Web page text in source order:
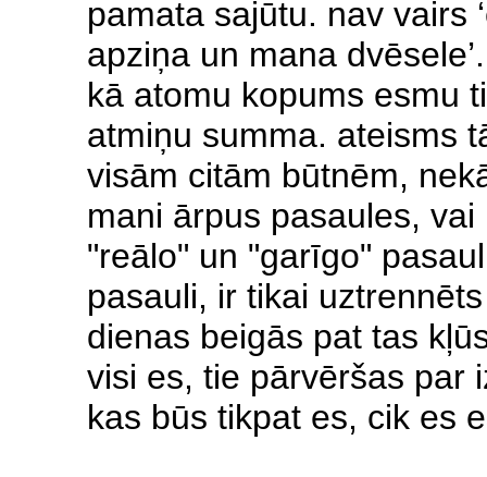
pamata sajūtu. nav vairs
apziņa un mana
kā atomu kopums esmu
atmiņu summa. ateisms
visām citām būtnēm,
mani ārpus pasaules,
"reālo" un "garīgo"
pasauli, ir tikai
dienas beigās pat tas
visi es, tie pārvēršas par
kas būs tikpat es, cik es